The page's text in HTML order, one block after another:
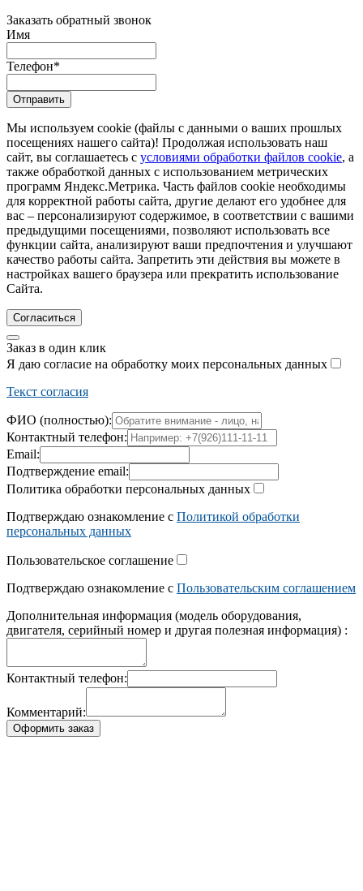
Заказать обратный звонок
Имя
Телефон*
Отправить
Мы используем cookie (файлы с данными о ваших прошлых
посещениях нашего сайта)! Продолжая использовать наш
сайт, вы соглашаетесь с условиями обработки файлов cookie, а
также обработкой данных с использованием метрических
программ Яндекс.Метрика. Часть файлов cookie необходимы
для корректной работы сайта, другие делают его удобнее для
вас – персонализируют содержимое, в соответствии с вашими
предыдущими посещениями, позволяют использовать все
функции сайта, анализируют ваши предпочтения и улучшают
качество работы сайта. Запретить эти действия вы можете в
настройках вашего браузера или прекратить использование
Сайта.
Согласиться
Заказ в один клик
Я даю согласие на обработку моих персональных данных
Текст согласия
ФИО (полностью):
Контактный телефон:
Email:
Подтверждение email:
Политика обработки персональных данных
Подтверждаю ознакомление с Политикой обработки
персональных данных
Пользовательское соглашение
Подтверждаю ознакомление с Пользовательским соглашением
Дополнительная информация (модель оборудования,
двигателя, серийный номер и другая полезная информация) :
Контактный телефон:
Комментарий:
Оформить заказ